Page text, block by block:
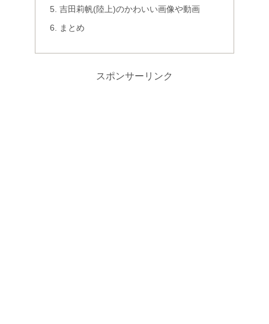
吉田莉帆(陸上)のかわいい画像や動画
まとめ
スポンサーリンク